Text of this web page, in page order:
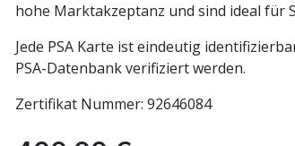
hohe Marktakzeptanz und sind ideal für
Jede PSA Karte ist eindeutig
PSA-Datenbank verifiziert werden.
Zertifikat Nummer: 92646084